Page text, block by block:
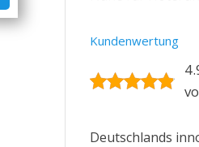
Kundenwertung
Deutschlands